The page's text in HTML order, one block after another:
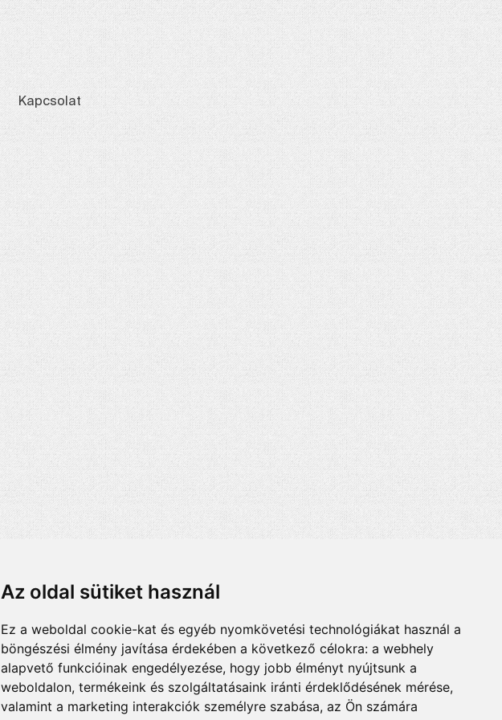
Az oldal sütiket használ
Ez a weboldal cookie-kat és egyéb nyomkövetési technológiákat használ a
böngészési élmény javítása érdekében a következő célokra: a webhely
alapvető funkcióinak engedélyezése, hogy jobb élményt nyújtsunk a
weboldalon, termékeink és szolgáltatásaink iránti érdeklődésének mérése,
valamint a marketing interakciók személyre szabása, az Ön számára
Kapcsolat